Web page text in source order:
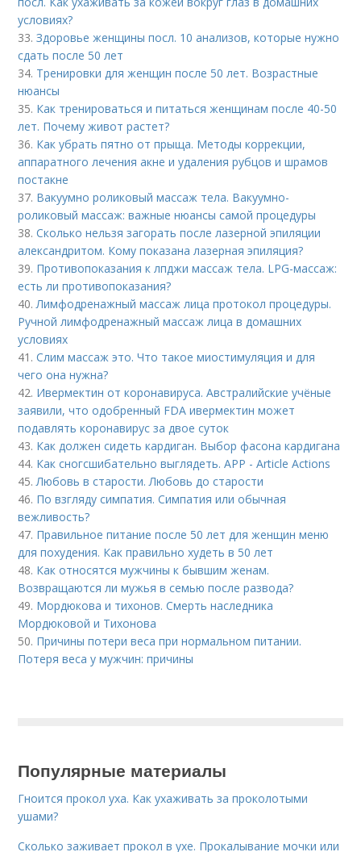
условиях?
33.Здоровье женщины посл. 10 анализов, которые нужно
сдать после 50 лет
34. Тренировки для женщин после 50 лет. Возрастные
нюансы
35. Как тренироваться и питаться женщинам после 40-50
лет. Почему живот растет?
36. Как убрать пятно от прыща. Методы коррекции,
аппаратного лечения акне и удаления рубцов и шрамов
постакне
37. Вакуумно роликовый массаж тела. Вакуумно-
роликовый массаж: важные нюансы самой процедуры
38.Сколько нельзя загорать после лазерной эпиляции
александритом. Кому показана лазерная эпиляция?
39. Противопоказания к лпджи массаж тела. LPG-массаж:
есть ли противопоказания?
40.Лимфодренажный массаж лица протокол процедуры.
Ручной лимфодренажный массаж лица в домашних
условиях
41.Слим массаж это. Что такое миостимуляция и для
чего она нужна?
42. Ивермектин от коронавируса. Австралийские учёные
заявили, что одобренный FDA ивермектин может
подавлять коронавирус за двое суток
43. Как должен сидеть кардиган. Выбор фасона кардигана
44. Как сногсшибательно выглядеть. APP - Article Actions
45.Любовь в старости. Любовь до старости
46. По взгляду симпатия. Симпатия или обычная
вежливость?
47. Правильное питание после 50 лет для женщин меню
для похудения. Как правильно худеть в 50 лет
48. Как относятся мужчины к бывшим женам.
Возвращаются ли мужья в семью после развода?
49. Мордюкова и тихонов. Смерть наследника
Мордюковой и Тихонова
50. Причины потери веса при нормальном питании.
Потеря веса у мужчин: причины
Популярные материалы
Гноится прокол уха. Как ухаживать за проколотыми
ушами?
Сколько заживает прокол в ухе. Прокалывание мочки или